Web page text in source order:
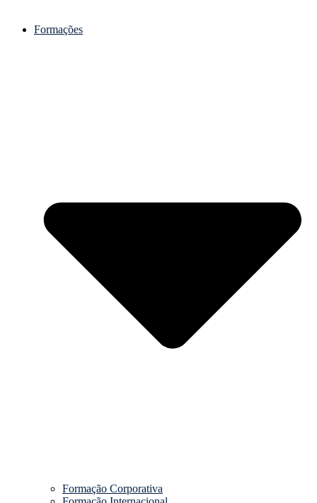
Formações
Formação Corporativa